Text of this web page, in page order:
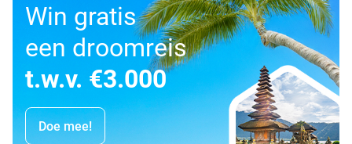
Win gratis
een droomreis
t.w.v. €3.000
Doe mee!